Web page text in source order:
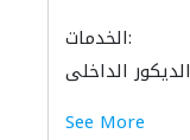
الخدمات:
الديكور الداخلي
See More